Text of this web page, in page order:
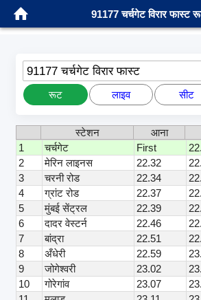
91177 चर्चगेट विरार फास्ट
91177 चर्चगेट विरार फास्ट
रूट लाइव सीट
स्टेशन आना
1
चर्चगेट First
2
मेरिन लाइनस 22.32
3
चरनी रोड 22.34
4
ग्रांट रोड 22.37
5
मुंबई सेंट्रल 22.39
6
दादर वेस्टर्न 22.46
7
बांद्रा 22.51
8
अँधेरी 22.59
9
जोगेश्वरी 23.02
10
गोरेगांव 23.07